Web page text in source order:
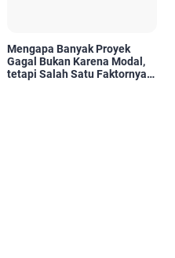
Mengapa Banyak Proyek
Gagal Bukan Karena Modal,
tetapi Salah Satu Faktornya